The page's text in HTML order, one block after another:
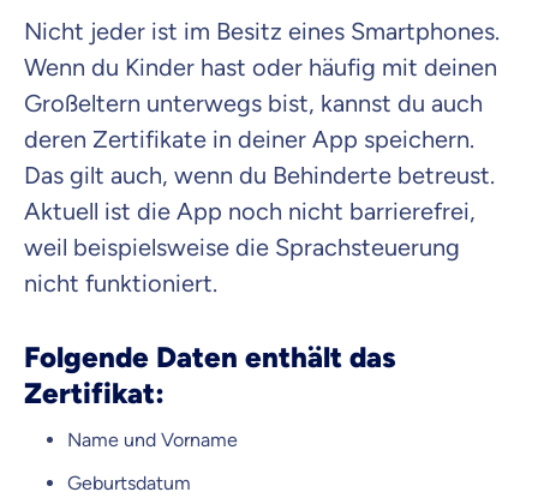
Nicht jeder ist im Besitz eines Smartphones.
Wenn du Kinder hast oder häufig mit deinen
Großeltern unterwegs bist, kannst du auch
deren Zertifikate in deiner App speichern.
Das gilt auch, wenn du Behinderte betreust.
Aktuell ist die App noch nicht barrierefrei,
weil beispielsweise die Sprachsteuerung
nicht funktioniert.
Folgende Daten enthält das
Zertifikat:
Name und Vorname
Geburtsdatum